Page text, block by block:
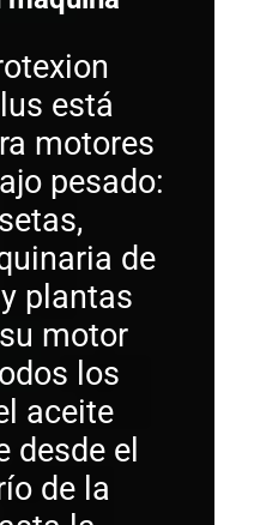
está
motores
pesado:
de
plantas
motor
los
aceite
desde el
de la